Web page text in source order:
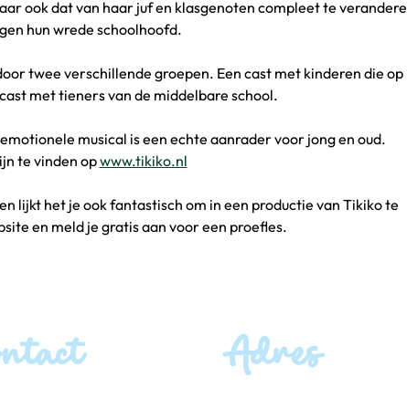
ook dat van haar juf en klasgenoten compleet te
hun wrede schoolhoofd.
twee verschillende groepen. Een cast met kinderen die op
met tieners van de middelbare school.
musical is een echte aanrader voor jong en oud.
te vinden op www.tikiko.nl
lijkt het je ook fantastisch om in een productie van Tikiko te
en meld je gratis aan voor een proefles.
Adres